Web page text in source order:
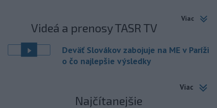
Viac
Videá a prenosy TASR TV
Deväť Slovákov zabojuje na ME v Paríži
o čo najlepšie výsledky
Viac
Najčítanejšie